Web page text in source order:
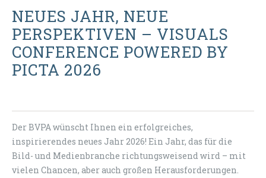
NEUES JAHR, NEUE
PERSPEKTIVEN – VISUALS
CONFERENCE POWERED BY
PICTA 2026
Der BVPA wünscht Ihnen ein erfolgreiches,
inspirierendes neues Jahr 2026! Ein Jahr, das für die
Bild- und Medienbranche richtungsweisend wird – mit
vielen Chancen, aber auch großen Herausforderungen.